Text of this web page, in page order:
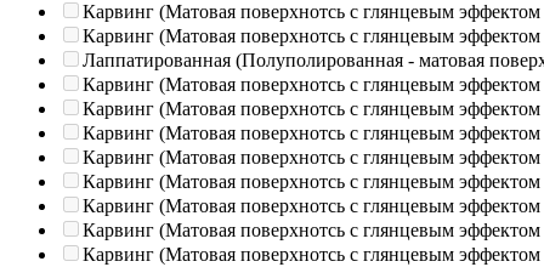
Карвинг (Матовая поверхнотсь с глянцевым эффектом
Карвинг (Матовая поверхнотсь с глянцевым эффектом
Лаппатированная (Полуполированная - матовая
Карвинг (Матовая поверхнотсь с глянцевым эффектом
Карвинг (Матовая поверхнотсь с глянцевым эффектом
Карвинг (Матовая поверхнотсь с глянцевым эффектом
Карвинг (Матовая поверхнотсь с глянцевым эффектом
Карвинг (Матовая поверхнотсь с глянцевым эффектом
Карвинг (Матовая поверхнотсь с глянцевым эффектом
Карвинг (Матовая поверхнотсь с глянцевым эффектом
Карвинг (Матовая поверхнотсь с глянцевым эффектом